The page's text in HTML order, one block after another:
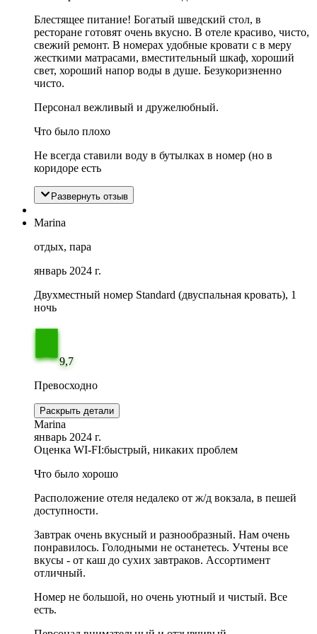
Блестящее питание! Богатый шведский стол, в
ресторане готовят очень вкусно. В отеле красиво, чисто,
свежий ремонт. В номерах удобные кровати с в меру
жесткими матрасами, вместительный шкаф, хороший
свет, хороший напор воды в душе. Безукоризненно
чисто.
Персонал вежливый и дружелюбный.
Что было плохо
Не всегда ставили воду в бутылках в номер (но в
коридоре есть
Развернуть отзыв
Marina
отдых, пара
январь 2024 г.
Двухместный номер Standard (двуспальная кровать), 1
ночь
9,7
Превосходно
Раскрыть детали
Marina
январь 2024 г.
Оценка WI-FI:быстрый, никаких проблем
Что было хорошо
Расположение отеля недалеко от ж/д вокзала, в пешей
доступности.
Завтрак очень вкусный и разнообразный. Нам очень
понравилось. Голодными не останетесь. Учтены все
вкусы - от каш до сухих завтраков. Ассортимент
отличный.
Номер не большой, но очень уютный и чистый. Все
есть.